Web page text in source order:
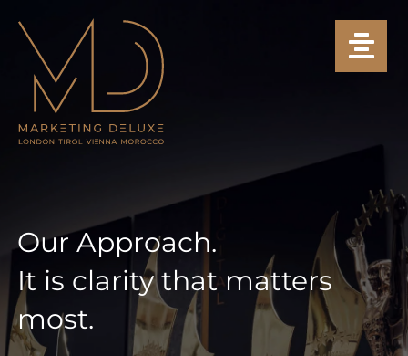
Inhalt
springen
Our Approach.
It is clarity that matters
most.